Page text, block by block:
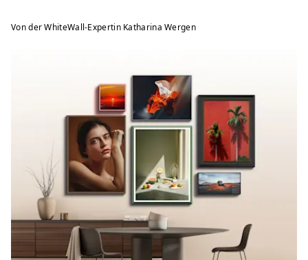
Von der WhiteWall-Expertin Katharina Wergen